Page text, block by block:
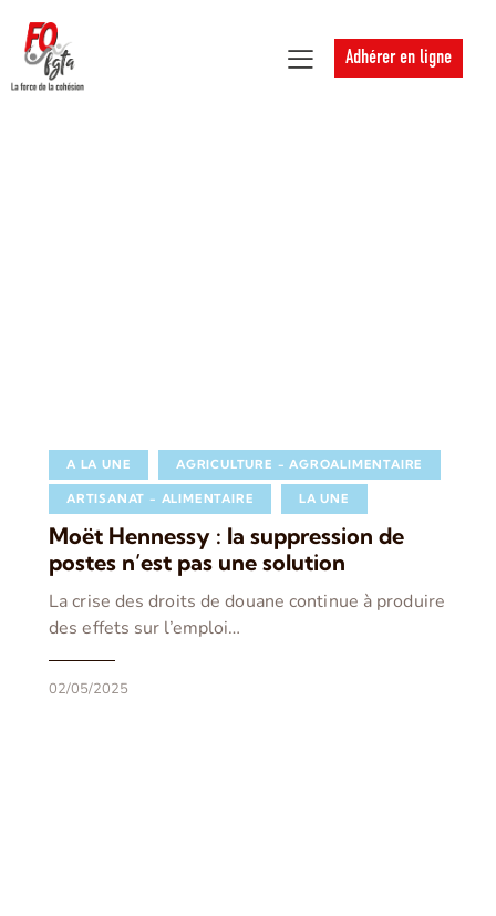
Adhérer en ligne
A LA UNE AGRICULTURE - AGROALIMENTAIRE
ARTISANAT - ALIMENTAIRE LA UNE
Moët Hennessy : la suppression de
postes n’est pas une solution
La crise des droits de douane continue à produire
des effets sur l’emploi…
02/05/2025